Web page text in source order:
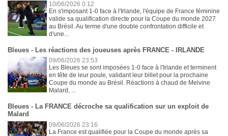
10/06/2026 0:12
En s'imposant 1-0 face à l'Irlande, l'équipe de France féminine
valide sa qualification directe pour la Coupe du monde 2027
au Brésil. Au terme d'une double confrontation difficile et
d'une...
Bleues - Les réactions des joueuses après FRANCE - IRLANDE
09/06/2026 23:53
Les Bleues se sont imposées 1-0 face à l'Irlande et terminent
en tête de leur poule, validant leur billet pour la prochaine
Coupe du monde au Brésil. Réactions à chaud de Melvine
Malard, ...
Bleues - La FRANCE décroche sa qualification sur un exploit de
Malard
09/06/2026 23:16
La France est qualifiée pour la Coupe du monde après sa